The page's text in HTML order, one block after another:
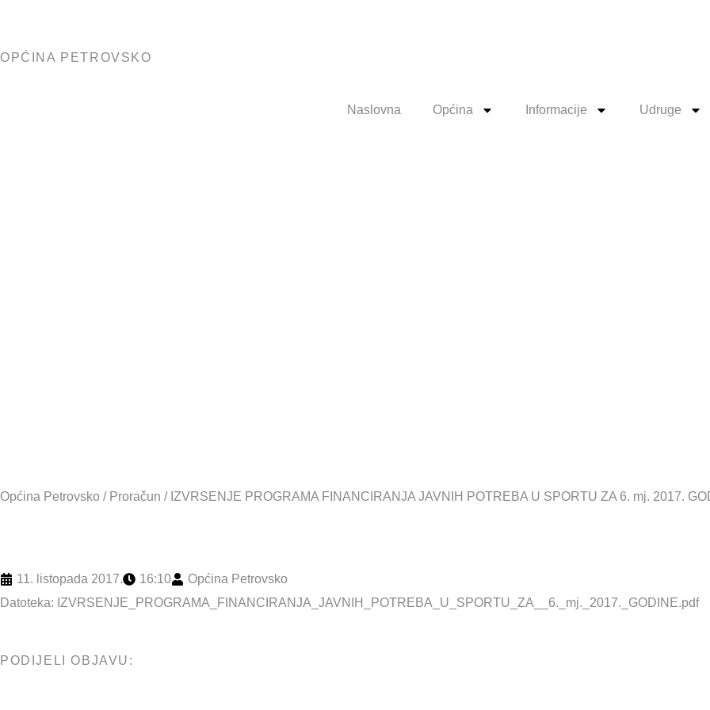
OPĆINA PETROVSKO
Naslovna Općina Informacije Udruge
Općina Petrovsko / Proračun / IZVRSENJE PROGRAMA FINANCIRANJA JAVNIH POTREBA U SPORTU ZA 6. mj. 2017.
11. listopada 2017. 16:10
Općina Petrovsko
Datoteka: IZVRSENJE_PROGRAMA_FINANCIRANJA_JAVNIH_POTREBA_U_SPORTU_ZA__6._mj._2017._GODINE.pdf
PODIJELI OBJAVU: